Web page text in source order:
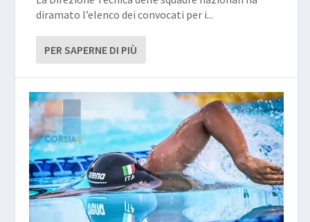
diramato l’elenco dei convocati per i...
PER SAPERNE DI PIÙ